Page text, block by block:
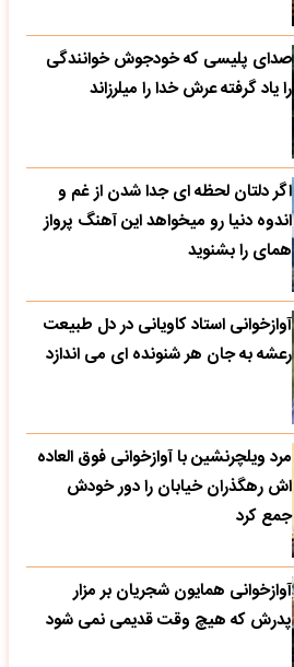
صدای پلیسی که خودجوش خوانندگی
را یاد گرفته عرش خدا را میلرزاند
اگر دلتان لحظه ای جدا شدن از غم و
اندوه دنیا رو میخواهد این آهنگ پرواز
همای را بشنوید
آوازخوانی استاد کاویانی در دل طبیعت
رعشه به جان هر شنونده ای می اندازد
مرد ویلچرنشین با آوازخوانی فوق العاده
اش رهگذران خیابان را دور خودش
جمع کرد
آوازخوانی همایون شجریان بر مزار
پدرش که هیچ وقت قدیمی نمی شود